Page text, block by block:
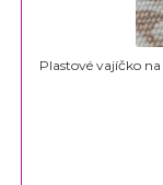
Plastové vajíčko